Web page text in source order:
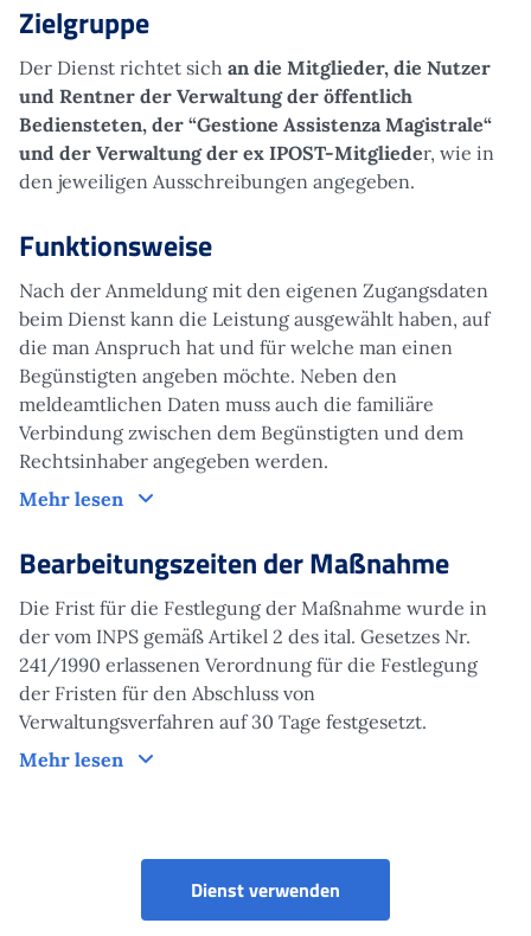
Zielgruppe
Der Dienst richtet sich an die Mitglieder, die Nutzer
und Rentner der Verwaltung der öffentlich
Bediensteten, der “Gestione Assistenza Magistrale“
und der Verwaltung der ex IPOST-Mitglieder, wie in
den jeweiligen Ausschreibungen angegeben.
Funktionsweise
Nach der Anmeldung mit den eigenen Zugangsdaten
beim Dienst kann die Leistung ausgewählt haben, auf
die man Anspruch hat und für welche man einen
Begünstigten angeben möchte. Neben den
meldeamtlichen Daten muss auch die familiäre
Verbindung zwischen dem Begünstigten und dem
Rechtsinhaber angegeben werden.
Mehr lesen
Funktionsweise
Bearbeitungszeitender Maßnahme
Die Frist für die Festlegung der Maßnahme wurde in
der vom INPS gemäß Artikel 2 des ital. Gesetzes Nr.
241/1990 erlassenen Verordnung für die Festlegung
der Fristen für den Abschluss von
Verwaltungsverfahren auf 30 Tage festgesetzt.
Mehr lesen
Bearbeitungszeiten
Dienst verwenden